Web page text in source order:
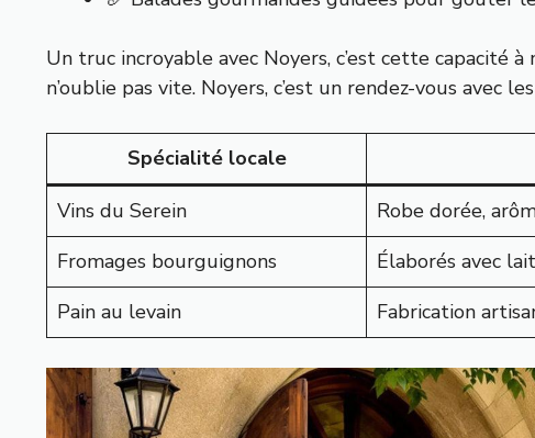
Un truc incroyable avec Noyers, c’est cette capacité
n’oublie pas vite. Noyers, c’est un rendez-vous avec
Spécialité locale
Vins du Serein
Robe dorée,
Fromages bourguignons
Élaborés avec
Pain au levain
Fabrication